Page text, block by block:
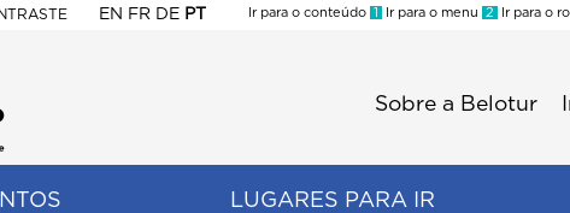
EN FR DE PT
Ir para o conteúdo 1 Ir para o menu 2 Ir para o
Sobre a Belotur
LUGARES PARA IR